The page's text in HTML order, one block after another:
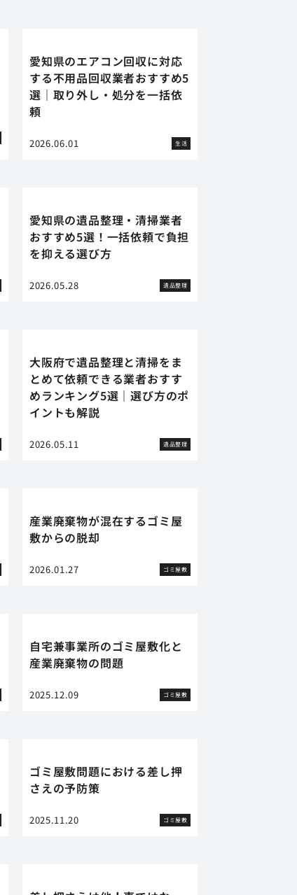
愛知県のエアコン回収に対応
する不用品回収業者おすすめ5
選｜取り外し・処分を一括依
頼
2026.06.01 生活
愛知県の遺品整理・清掃業者
おすすめ5選！一括依頼で負担
を抑える選び方
2026.05.28 遺品整理
大阪府で遺品整理と清掃をま
とめて依頼できる業者おすす
めランキング5選｜選び方のポ
イントも解説
2026.05.11 遺品整理
産業廃棄物が混在するゴミ屋
敷からの脱却
2026.01.27 ゴミ屋敷
自宅兼事業所のゴミ屋敷化と
産業廃棄物の問題
2025.12.09 ゴミ屋敷
ゴミ屋敷問題における差し押
さえの予防策
2025.11.20 ゴミ屋敷